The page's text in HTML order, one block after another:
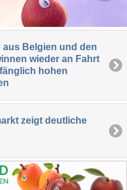
Belgien und den
wieder an Fahrt
hohen
zeigt deutliche